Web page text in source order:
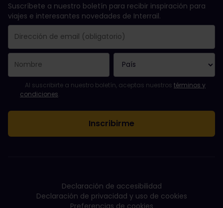
Suscríbete a nuestro boletín para recibir inspiración para
viajes e interesantes novedades de Interrail.
El campo de dirección de email es obligatorio.
La dirección de email no es válida.
Ha habido un fallo al suscribirte al boletín. Vuelve a intentarlo
¡Ya te has suscrito a este boletín!
Acepta los términos y condiciones para suscribirte al boletín
Al suscribirte a nuestro boletín, aceptas nuestros términos y
condiciones.
Declaración de accesibilidad
Declaración de privacidad y uso de cookies
Preferencias de cookies